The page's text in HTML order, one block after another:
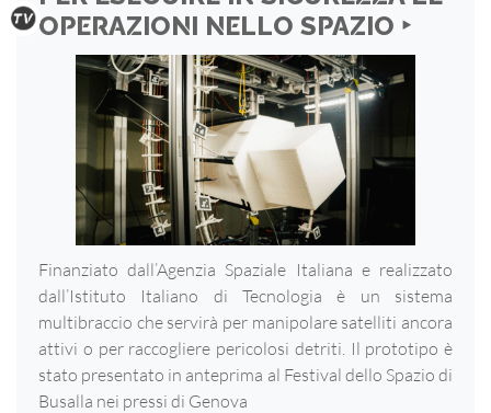
OPERAZIONI NELLO SPAZIO ‣
Finanziato dall’Agenzia Spaziale Italiana e realizzato
dall’Istituto Italiano di Tecnologia è un sistema
multibraccio che servirà per manipolare satelliti ancora
attivi o per raccogliere pericolosi detriti. Il prototipo è
stato presentato in anteprima al Festival dello Spazio di
Busalla nei pressi di Genova